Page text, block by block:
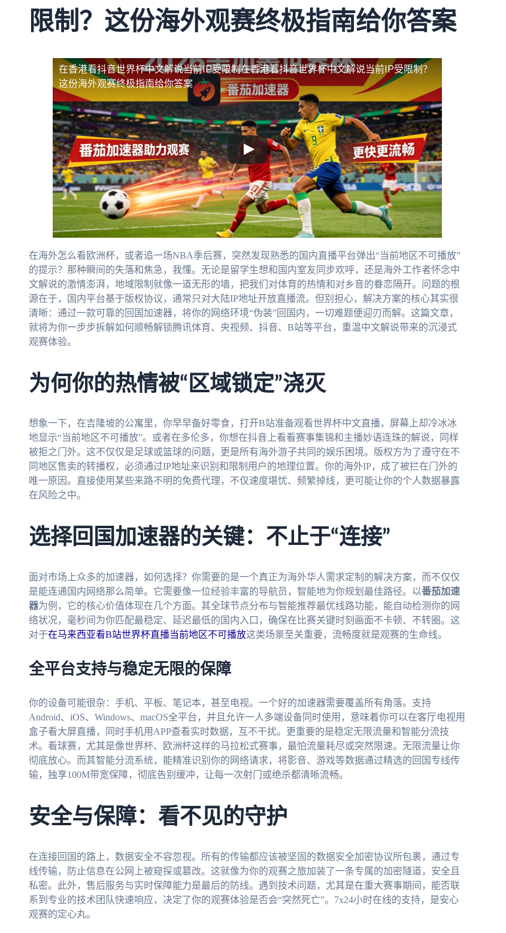
限制？这份海外观赛终极指南给你答案
在香港看抖音世界杯中文解说当前IP受限制在香港看抖音世界杯中文解说当前IP受限制？
这份海外观赛终极指南给你答案
在海外怎么看欧洲杯，或者追一场NBA季后赛，突然发现熟悉的国内直播平台弹出“当前地区不可播放”
的提示？那种瞬间的失落和焦急，我懂。无论是留学生想和国内室友同步欢呼，还是海外工作者怀念中
文解说的激情澎湃，地域限制就像一道无形的墙，把我们对体育的热情和对乡音的眷恋隔开。问题的根
源在于，国内平台基于版权协议，通常只对大陆IP地址开放直播流。但别担心，解决方案的核心其实很
清晰：通过一款可靠的回国加速器，将你的网络环境“伪装”回国内，一切难题便迎刃而解。这篇文章，
就将为你一步步拆解如何顺畅解锁腾讯体育、央视频、抖音、B站等平台，重温中文解说带来的沉浸式
观赛体验。
为何你的热情被“区域锁定”浇灭
想象一下，在吉隆坡的公寓里，你早早备好零食，打开B站准备观看世界杯中文直播，屏幕上却冷冰冰
地显示“当前地区不可播放”。或者在多伦多，你想在抖音上看看赛事集锦和主播妙语连珠的解说，同样
被拒之门外。这不仅仅是足球或篮球的问题，更是所有海外游子共同的娱乐困境。版权方为了遵守在不
同地区售卖的转播权，必须通过IP地址来识别和限制用户的地理位置。你的海外IP，成了被拦在门外的
唯一原因。直接使用某些来路不明的免费代理，不仅速度堪忧、频繁掉线，更可能让你的个人数据暴露
在风险之中。
选择回国加速器的关键：不止于“连接”
面对市场上众多的加速器，如何选择？你需要的是一个真正为海外华人需求定制的解决方案，而不仅仅
是能连通国内网络那么简单。它需要像一位经验丰富的导航员，智能地为你规划最佳路径。以番茄加速
器为例，它的核心价值体现在几个方面。其全球节点分布与智能推荐最优线路功能，能自动检测你的网
络状况，毫秒间为你匹配最稳定、延迟最低的国内入口，确保在比赛关键时刻画面不卡顿、不转圈。这
对于在马来西亚看B站世界杯直播当前地区不可播放这类场景至关重要，流畅度就是观赛的生命线。
全平台支持与稳定无限的保障
你的设备可能很杂：手机、平板、笔记本，甚至电视。一个好的加速器需要覆盖所有角落。支持
Android、iOS、Windows、macOS全平台，并且允许一人多端设备同时使用，意味着你可以在客厅电视用
盒子看大屏直播，同时手机用APP查看实时数据，互不干扰。更重要的是稳定无限流量和智能分流技
术。看球赛，尤其是像世界杯、欧洲杯这样的马拉松式赛事，最怕流量耗尽或突然限速。无限流量让你
彻底放心。而其智能分流系统，能精准识别你的网络请求，将影音、游戏等数据通过精选的回国专线传
输，独享100M带宽保障，彻底告别缓冲，让每一次射门或绝杀都清晰流畅。
安全与保障：看不见的守护
在连接回国的路上，数据安全不容忽视。所有的传输都应该被坚固的数据安全加密协议所包裹，通过专
线传输，防止信息在公网上被窥探或篡改。这就像为你的观赛之旅加装了一条专属的加密隧道，安全且
私密。此外，售后服务与实时保障能力是最后的防线。遇到技术问题，尤其是在重大赛事期间，能否联
系到专业的技术团队快速响应，决定了你的观赛体验是否会“突然死亡”。7x24小时在线的支持，是安心
观赛的定心丸。